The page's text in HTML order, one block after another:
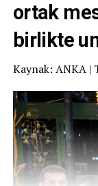
ortak
birlikte
Kaynak: ANKA |